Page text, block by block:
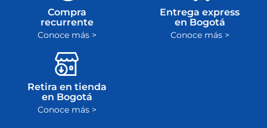
Compra
recurrente
Conoce más >
Entrega express
en Bogotá
Conoce más >
Retira en tienda
en Bogotá
Conoce más >